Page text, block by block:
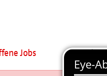
Jobs AWO als